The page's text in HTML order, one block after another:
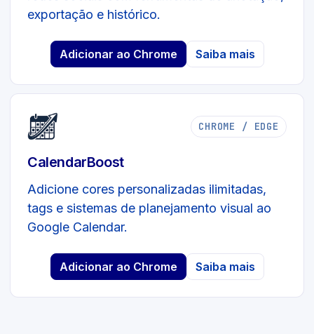
exportação e histórico.
Adicionar ao Chrome Saiba mais
CHROME / EDGE
CalendarBoost
Adicione cores personalizadas ilimitadas,
tags e sistemas de planejamento visual ao
Google Calendar.
Adicionar ao Chrome Saiba mais